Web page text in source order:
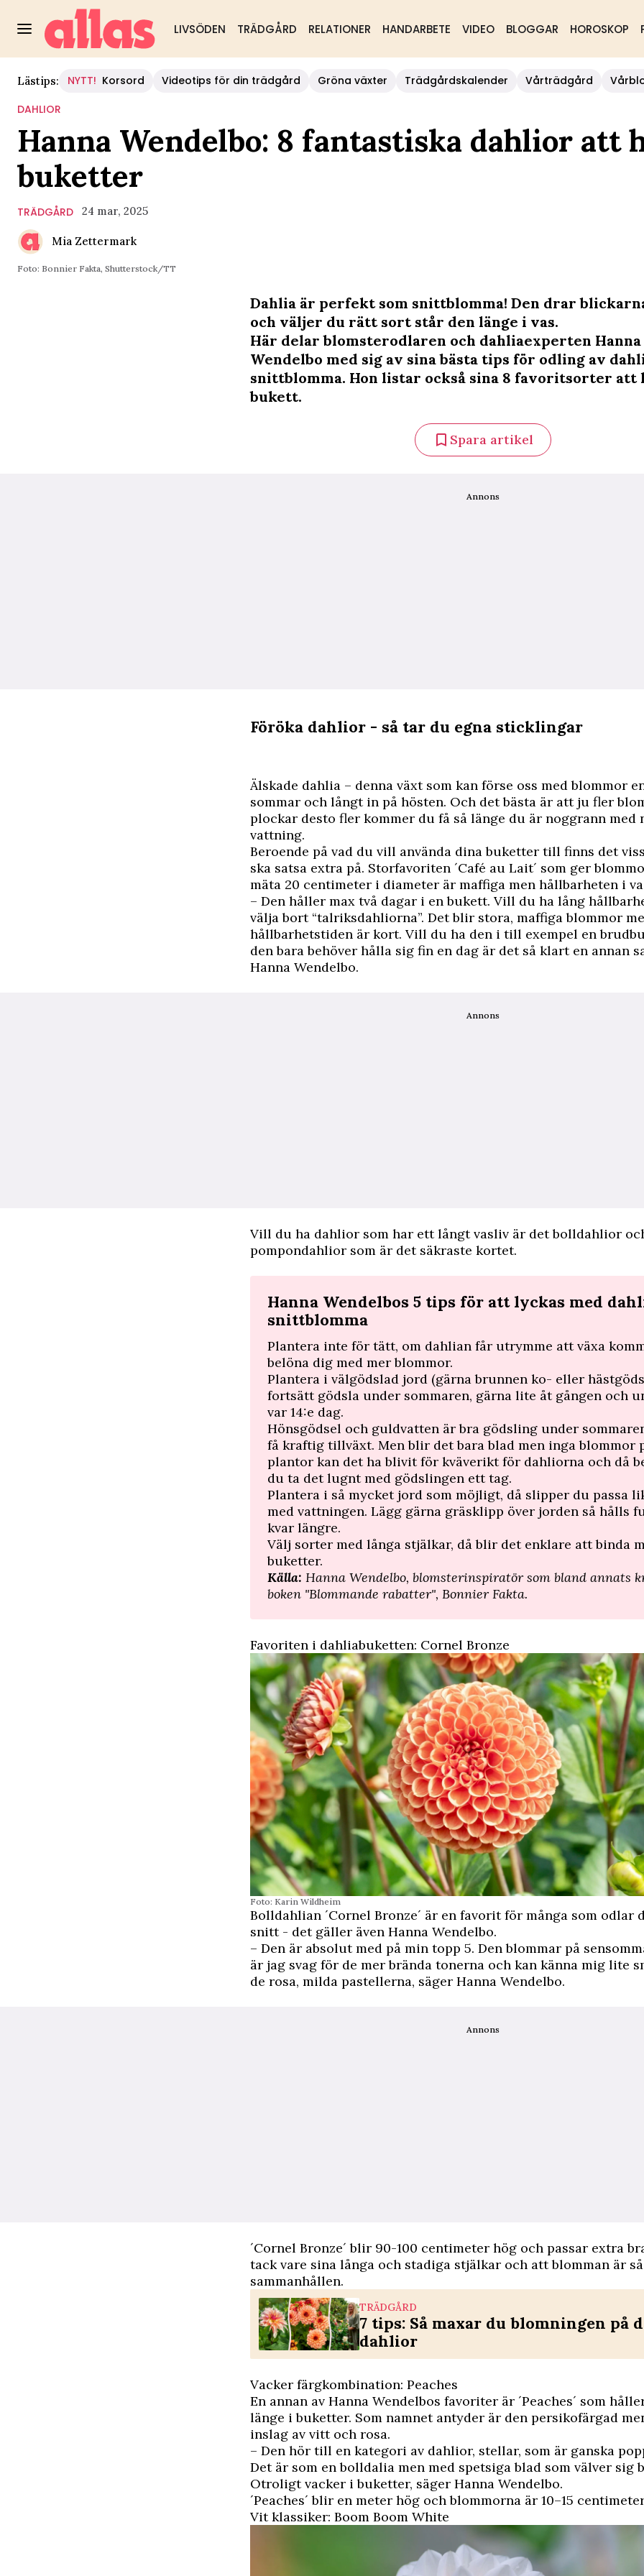
LIVSÖDEN TRÄDGÅRD RELATIONER HANDARBETE VIDEO BLOGGAR HOROSKOP
Lästips: NYTT! Korsord Videotips för din trädgård Gröna växter Trädgårdskalender Vårträdgård
DAHLIOR
Hanna Wendelbo: 8 fantastiska dahlior att
buketter
TRÄDGÅRD 24 mar, 2025
Mia Zettermark
Foto: Bonnier Fakta, Shutterstock/TT
Dahlia är perfekt som snittblomma! Den drar
och väljer du rätt sort står den länge i vas.
Här delar blomsterodlaren och dahliaexperten Hanna
Wendelbo med sig av sina bästa tips för odling av
snittblomma. Hon listar också sina 8 favoritsorter att
bukett.
Spara artikel
Annons
Föröka dahlior - så tar du egna sticklingar
Älskade dahlia – denna växt som kan förse oss med blommor
sommar och långt in på hösten. Och det bästa är att ju fler
plockar desto fler kommer du få så länge du är noggrann med
vattning.
Beroende på vad du vill använda dina buketter till finns det
ska satsa extra på. Storfavoriten ´Café au Lait´ som ger
mäta 20 centimeter i diameter är maffiga men hållbarheten i
– Den håller max två dagar i en bukett. Vill du ha lång
välja bort “talriksdahliorna”. Det blir stora, maffiga blommor
hållbarhetstiden är kort. Vill du ha den i till exempel en
den bara behöver hålla sig fin en dag är det så klart en annan
Hanna Wendelbo.
Annons
Vill du ha dahlior som har ett långt vasliv är det bolldahlior
pompondahlior som är det säkraste kortet.
Hanna Wendelbos 5 tips för att lyckas med
snittblomma
Plantera inte för tätt, om dahlian får utrymme att växa
belöna dig med mer blommor.
Plantera i välgödslad jord (gärna brunnen ko- eller
fortsätt gödsla under sommaren, gärna lite åt gången och
var 14:e dag.
Hönsgödsel och guldvatten är bra gödsling under
få kraftig tillväxt. Men blir det bara blad men inga blommor
plantor kan det ha blivit för kväverikt för dahliorna och då
du ta det lugnt med gödslingen ett tag.
Plantera i så mycket jord som möjligt, då slipper du passa
med vattningen. Lägg gärna gräsklipp över jorden så hålls
kvar längre.
Välj sorter med långa stjälkar, då blir det enklare att binda
buketter.
Källa: Hanna Wendelbo, blomsterinspiratör som bland annats
boken "Blommande rabatter", Bonnier Fakta.
Favoriten i dahliabuketten: Cornel Bronze
Foto: Karin Wildheim
Bolldahlian ´Cornel Bronze´ är en favorit för många som odlar
snitt - det gäller även Hanna Wendelbo.
– Den är absolut med på min topp 5. Den blommar på
är jag svag för de mer brända tonerna och kan känna mig lite
de rosa, milda pastellerna, säger Hanna Wendelbo.
Annons
´Cornel Bronze´ blir 90-100 centimeter hög och passar extra
tack vare sina långa och stadiga stjälkar och att blomman är så
sammanhållen.
TRÄDGÅRD
7 tips: Så maxar du blomningen på
dahlior
Vacker färgkombination: Peaches
En annan av Hanna Wendelbos favoriter är ´Peaches´ som
länge i buketter. Som namnet antyder är den persikofärgad
inslag av vitt och rosa.
– Den hör till en kategori av dahlior, stellar, som är ganska
Det är som en bolldalia men med spetsiga blad som välver sig
Otroligt vacker i buketter, säger Hanna Wendelbo.
´Peaches´ blir en meter hög och blommorna är 10–15
Vit klassiker: Boom Boom White